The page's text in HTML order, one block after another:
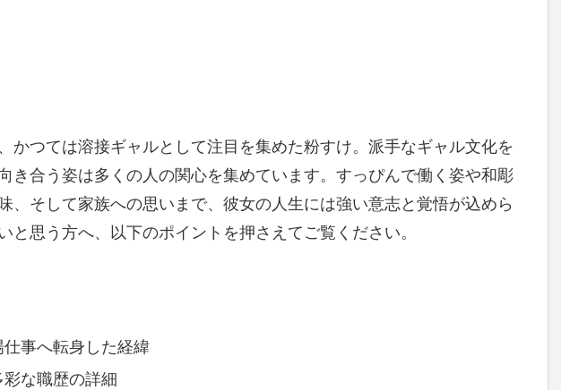
かつては溶接ギャルとして注目を集めた粉すけ。派手なギャル文化を
き合う姿は多くの人の関心を集めています。すっぴんで働く姿や和彫
、そして家族への思いまで、彼女の人生には強い意志と覚悟が込めら
と思う方へ、以下のポイントを押さえてご覧ください。
事へ転身した経緯
な職歴の詳細